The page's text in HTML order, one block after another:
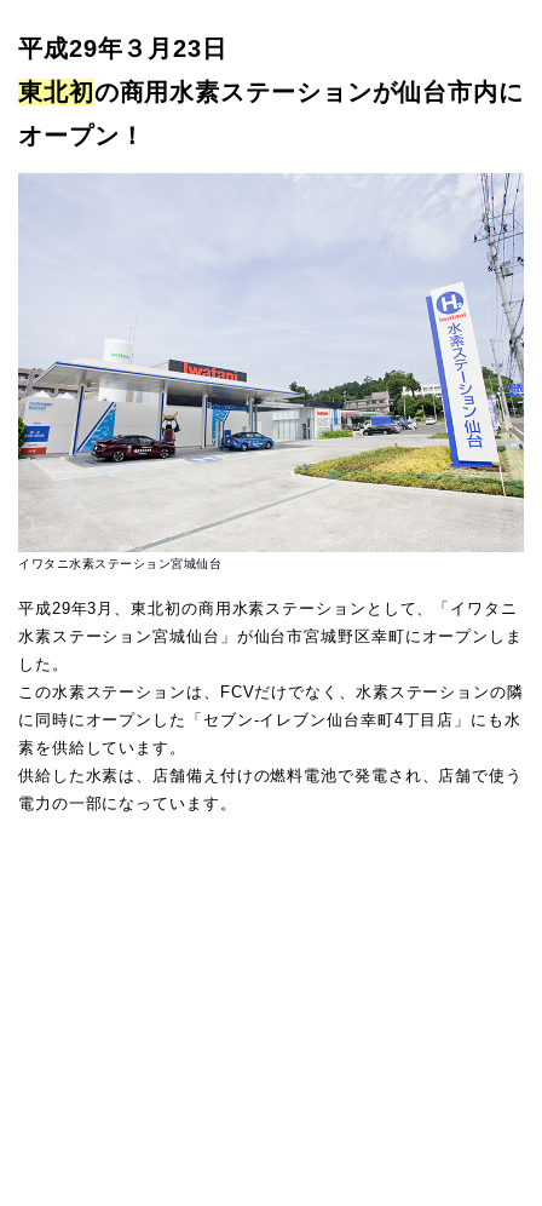
平成29年３月23日
東北初の商用水素ステーションが仙台市内に
オープン！
イワタニ水素ステーション宮城仙台
平成29年3月、東北初の商用水素ステーションとして、「イワタニ
水素ステーション宮城仙台」が仙台市宮城野区幸町にオープンしま
した。
この水素ステーションは、FCVだけでなく、水素ステーションの隣
に同時にオープンした「セブン-イレブン仙台幸町4丁目店」にも水
素を供給しています。
供給した水素は、店舗備え付けの燃料電池で発電され、店舗で使う
電力の一部になっています。